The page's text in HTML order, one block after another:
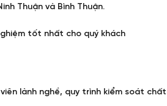
Thuận và Bình Thuận.
tốt nhất cho quý khách
lành nghề, quy trình kiểm soát